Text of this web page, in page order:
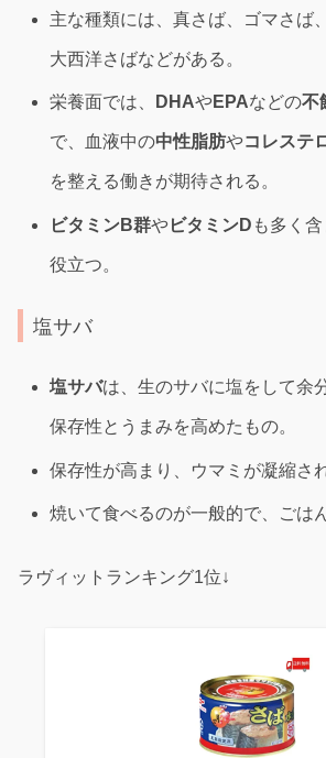
主な種類には、真さば、ゴマさば
大西洋さばなどがある。
栄養面では、 DHAやEPAなどの不
で、血液中の中性脂肪やコレステ
を整える働きが期待される。
ビタミンB群やビタミンD も多く
役立つ。
塩サバ
塩サバは、生のサバに塩をして余
保存性とうまみを高めたもの。
保存性が高まり、ウマミが凝縮さ
焼いて食べるのが一般的で、ごは
ラヴィットランキング1位↓